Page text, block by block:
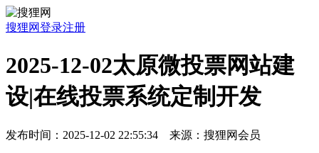
搜狸网登录注册
2025-12-02太原微投票网站建
设|在线投票系统定制开发
发布时间：2025-12-02 22:55:34 来源：搜狸网会员